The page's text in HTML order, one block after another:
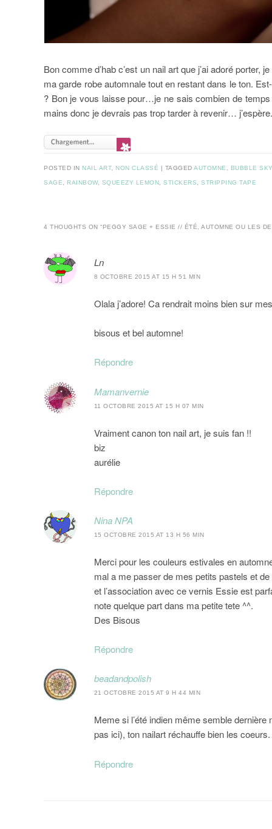
Bon comme d’hab c’est un nail art que j’ai adoré
ma garde robe automnale tout en restant dans le ton.
? Bon je vous laisse pour…je ne sais combien de
mains donc je devrais pas trop tarder à revenir…
POSTED IN NAIL ART, NON CLASSÉ | TAGGEDAUTOMNE , BUBBLE SKY
SAGE, RAINBOW, SQUEEZY LEMON,STICKERS,STRIPPING TAPE
4 THOUGHTS ON “PEGGY SAGE + ESSIE // ÉTÉ, AUTOMNE OU LES
Ln
8 OCTOBRE 2015 AT 15 H 51 MIN
Olala j’adore! Ca rendrait moins bien sur
bisous et bel automne!
Répondre
Mamanvernie
11 OCTOBRE 2015 AT 15 H 07 MIN
Vraiment canon ton nail art, je suis fan !!
biz
aurélie
Répondre
Nina NPA
15 OCTOBRE 2015 AT 13 H 56 MIN
Merci pour les couleurs estivales en
mal a me passer de mes petits pastels et
et l’association avec ce vernis Essie est
note quelque part dans ma petite tete ^^.
Des Bisous
Répondre
beadandpolish
21 OCTOBRE 2015 AT 9 H 44 MIN
Meme si l’été indien même semble
pas ici), ton nailart réchauffe bien les
Répondre